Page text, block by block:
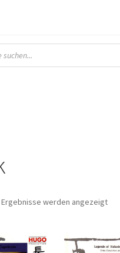
Ergebnisse werden angezeigtNach